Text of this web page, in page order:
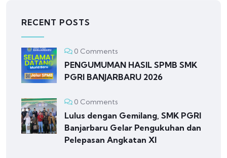
RECENT POSTS
0 Comments
PENGUMUMAN HASIL SPMB SMK
PGRI BANJARBARU 2026
0 Comments
Lulus dengan Gemilang, SMK PGRI
Banjarbaru Gelar Pengukuhan dan
Pelepasan Angkatan XI